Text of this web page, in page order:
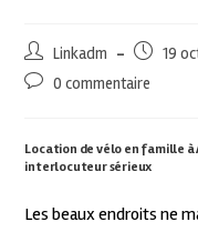
Linkadm 19
0 commentaire
Location de vélo en famille
interlocuteur sérieux
Les beaux endroits ne